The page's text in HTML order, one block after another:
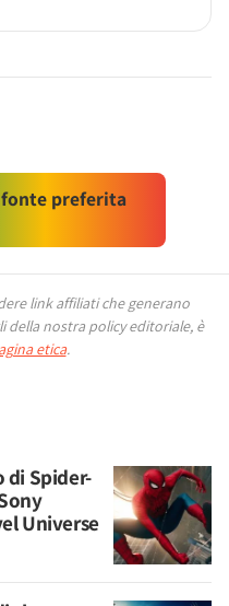
preferita
link affiliati che generano
della nostra policy editoriale, è
etica.
di Spider-
Universe